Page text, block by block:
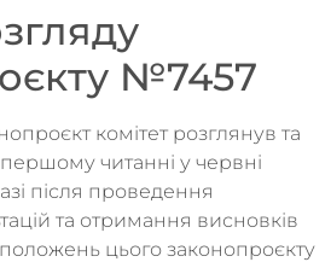
№7457
комітет розглянув та
читанні у червні
після проведення
та отримання висновків
цього законопроєкту